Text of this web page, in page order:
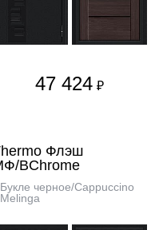
47 424 ₽
Флэш
BChrome
Букле черное/Cappuccino
Melinga